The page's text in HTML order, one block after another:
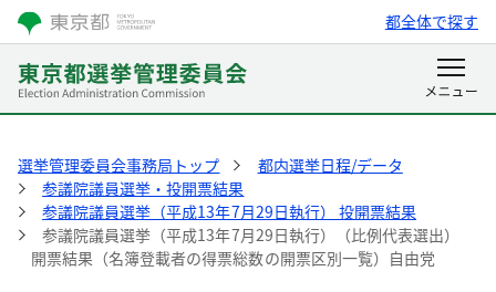
都全体で探す
選挙管理委員会事務局トップ
都内選挙日程/データ
参議院議員選挙・投開票結果
参議院議員選挙（平成13年7月29日執行） 投開票結果
参議院議員選挙（平成13年7月29日執行）（比例代表選出）
開票結果（名簿登載者の得票総数の開票区別一覧）自由党